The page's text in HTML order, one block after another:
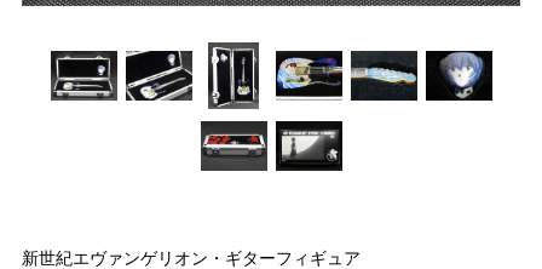
新世紀エヴァンゲリオン・ギターフィギュア